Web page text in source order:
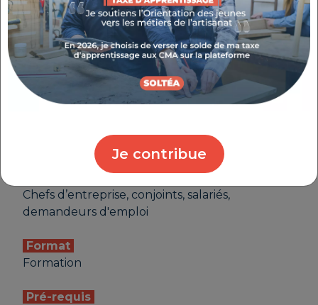
Je contribue
et entretenir un complément capillaire
masculin en fonction des besoins esthétiques et
morphologiques du client.
Les +
Atelier participatifen petit groupe
la formation
Chefs d’entreprise, conjoints, salariés,
demandeurs d'emploi
Format
Formation
Pré-requis